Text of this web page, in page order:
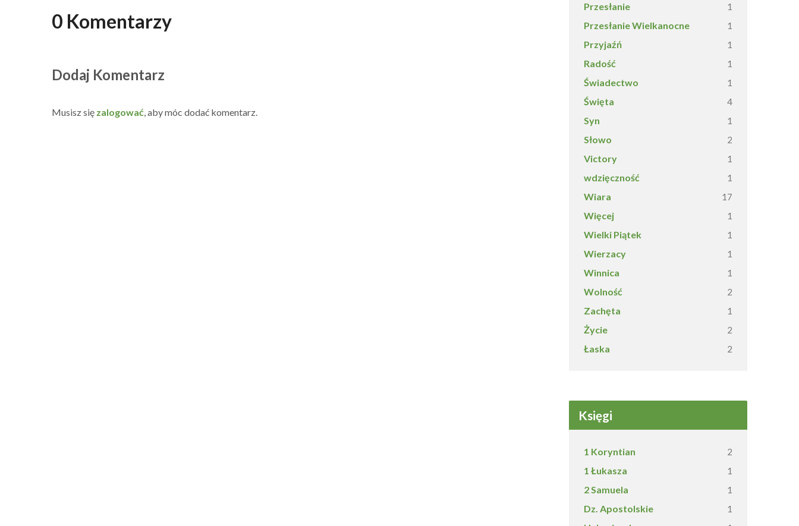
0 Komentarzy
Dodaj Komentarz
Musisz się zalogować, aby móc dodać komentarz.
Przesłanie 1
Przesłanie Wielkanocne 1
Przyjaźń 1
Radość 1
Świadectwo 1
Święta 4
Syn 1
Słowo 2
Victory 1
wdzięczność 1
Wiara 17
Więcej 1
Wielki Piątek 1
Wierzacy 1
Winnica 1
Wolność 2
Zachęta 1
Życie 2
Łaska 2
Księgi
1 Koryntian 2
1 Łukasza 1
2 Samuela 1
Dz. Apostolskie 1